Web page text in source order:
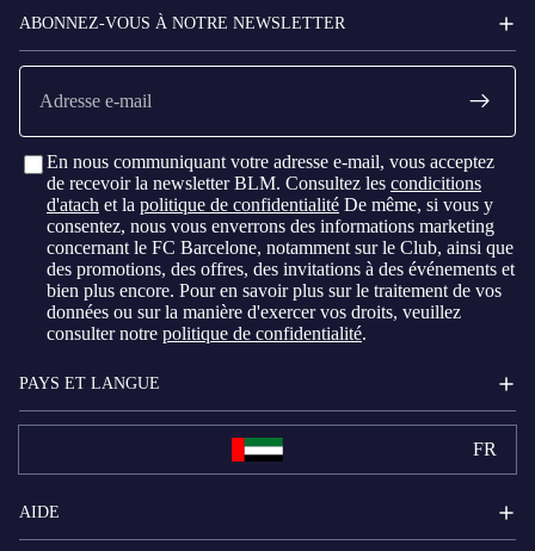
ABONNEZ-VOUS À NOTRE NEWSLETTER
E-
mail
En nous communiquant votre adresse e-mail, vous acceptez
de recevoir la newsletter BLM. Consultez les condicitions
d'atach et la politique de confidentialité De même, si vous y
consentez, nous vous enverrons des informations marketing
concernant le FC Barcelone, notamment sur le Club, ainsi que
des promotions, des offres, des invitations à des événements et
bien plus encore. Pour en savoir plus sur le traitement de vos
données ou sur la manière d'exercer vos droits, veuillez
consulter notre politique de confidentialité.
PAYS ET LANGUE
FR
AIDE